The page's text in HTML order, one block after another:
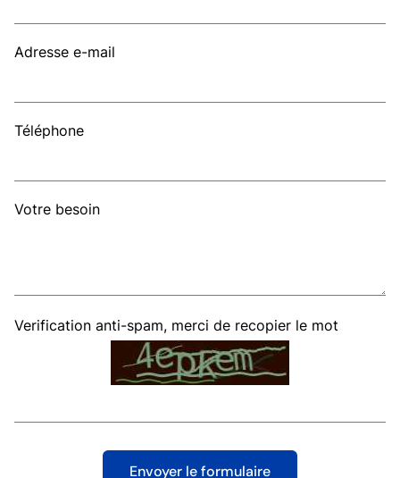
Adresse e-mail
Téléphone
Votre besoin
Verification anti-spam, merci de recopier le mot